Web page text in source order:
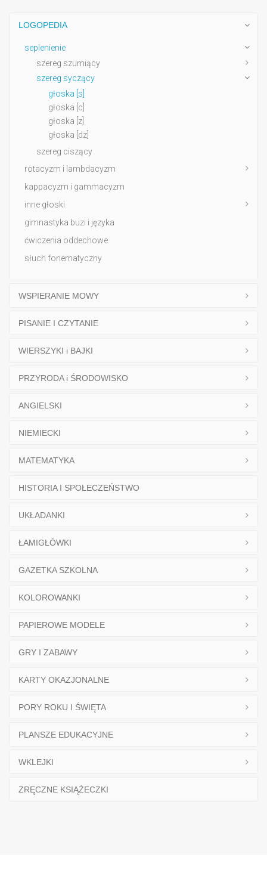
LOGOPEDIA
seplenienie
szereg szumiący
szereg syczący
głoska [s]
głoska [c]
głoska [z]
głoska [dz]
szereg ciszący
rotacyzm i lambdacyzm
kappacyzm i gammacyzm
inne głoski
gimnastyka buzi i języka
ćwiczenia oddechowe
słuch fonematyczny
WSPIERANIE MOWY
PISANIE I CZYTANIE
WIERSZYKI i BAJKI
PRZYRODA i ŚRODOWISKO
ANGIELSKI
NIEMIECKI
MATEMATYKA
HISTORIA I SPOŁECZEŃSTWO
UKŁADANKI
ŁAMIGŁÓWKI
GAZETKA SZKOLNA
KOLOROWANKI
PAPIEROWE MODELE
GRY I ZABAWY
KARTY OKAZJONALNE
PORY ROKU I ŚWIĘTA
PLANSZE EDUKACYJNE
WKLEJKI
ZRĘCZNE KSIĄŻECZKI